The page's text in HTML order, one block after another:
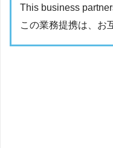
This business
この業務提携は、お